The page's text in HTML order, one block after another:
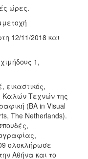
ώρες.
12/11/2018 και
1,
εικαστικός,
Καλών Τεχνών της
(ΒΑ in Visual
The Netherlands).
ολοκλήρωσε
Αθήνα και το